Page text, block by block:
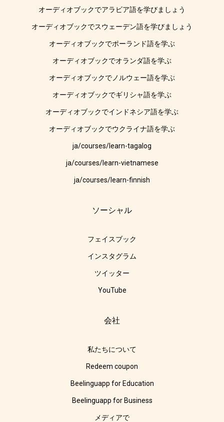
オーディオブックでアラビア語を学びましょう
オーディオブックでスウェーデン語を学びましょう
オーディオブックでポーランド語を学ぶ
オーディオブックでオランダ語を学ぶ
オーディオブックでノルウェー語を学ぶ
オーディオブックでギリシャ語を学ぶ
オーディオブックでインドネシア語を学ぶ
オーディオブックでウクライナ語を学ぶ
ja/courses/learn-tagalog
ja/courses/learn-vietnamese
ja/courses/learn-finnish
ソーシャル
フェイスブック
インスタグラム
ツイッター
YouTube
会社
私たちについて
Redeem coupon
Beelinguapp for Education
Beelinguapp for Business
メディアで